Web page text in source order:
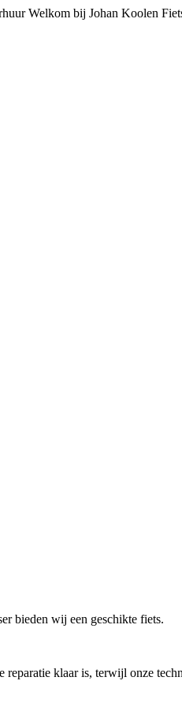
Welkom bij Johan Koolen
bieden wij een geschikte fiets.
klaar is, terwijl onze